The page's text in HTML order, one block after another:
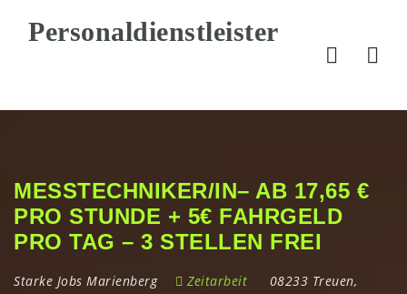
MESSTECHNIKER/IN– AB 17,65 €
PRO STUNDE + 5€ FAHRGELD
PRO TAG – 3 STELLEN FREI
Starke Jobs Marienberg Zeitarbeit 08233 Treuen,